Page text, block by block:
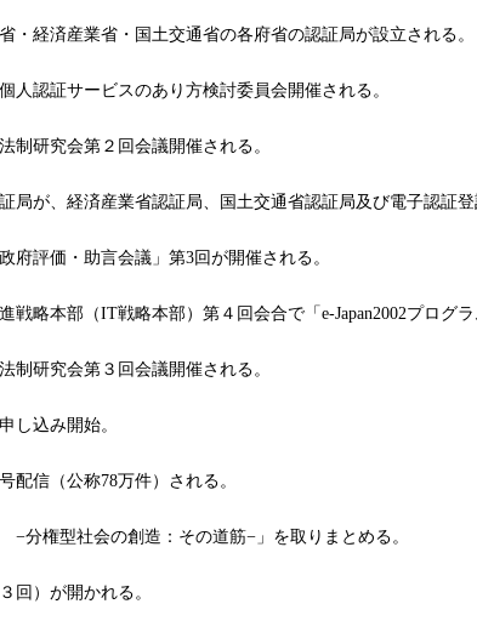
経済産業省・国土交通省の各府省の認証局が設立される。
認証サービスのあり方検討委員会開催される。
研究会第２回会議開催される。
が、経済産業省認証局、国土交通省認証局及び電子認証登
評価・助言会議」第3回が開催される。
略本部（IT戦略本部）第４回会合で「e-Japan2002プログラ
研究会第３回会議開催される。
し込み開始。
信（公称78万件）される。
分権型社会の創造：その道筋−」を取りまとめる。
回）が開かれる。